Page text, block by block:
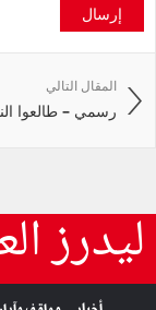
إرسال
المقال التالي
رسمي – طالعوا
ليدرز